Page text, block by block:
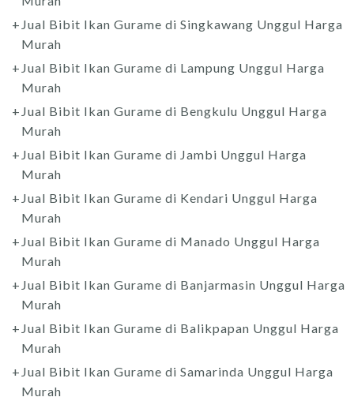
Jual Bibit Ikan Gurame di Singkawang Unggul Harga
Murah
Jual Bibit Ikan Gurame di Lampung Unggul Harga
Murah
Jual Bibit Ikan Gurame di Bengkulu Unggul Harga
Murah
Jual Bibit Ikan Gurame di Jambi Unggul Harga
Murah
Jual Bibit Ikan Gurame di Kendari Unggul Harga
Murah
Jual Bibit Ikan Gurame di Manado Unggul Harga
Murah
Jual Bibit Ikan Gurame di Banjarmasin Unggul Harga
Murah
Jual Bibit Ikan Gurame di Balikpapan Unggul Harga
Murah
Jual Bibit Ikan Gurame di Samarinda Unggul Harga
Murah